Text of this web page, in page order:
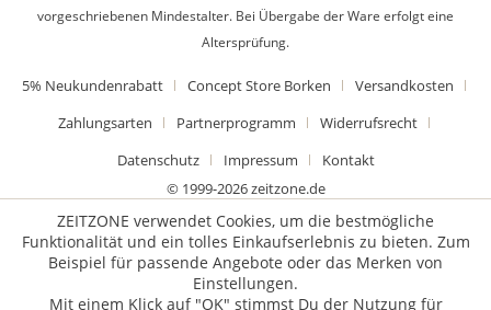
vorgeschriebenen Mindestalter. Bei Übergabe der Ware erfolgt eine
Altersprüfung.
5% Neukundenrabatt Concept Store Borken
Versandkosten
Zahlungsarten
Partnerprogramm
Widerrufsrecht
Datenschutz
Impressum
Kontakt
© 1999-2026 zeitzone.de
ZEITZONE verwendet Cookies, um die bestmögliche
Funktionalität und ein tolles Einkaufserlebnis zu bieten. Zum
Beispiel für passende Angebote oder das Merken von
Einstellungen.
Mit einem Klick auf "OK" stimmst Du der Nutzung für